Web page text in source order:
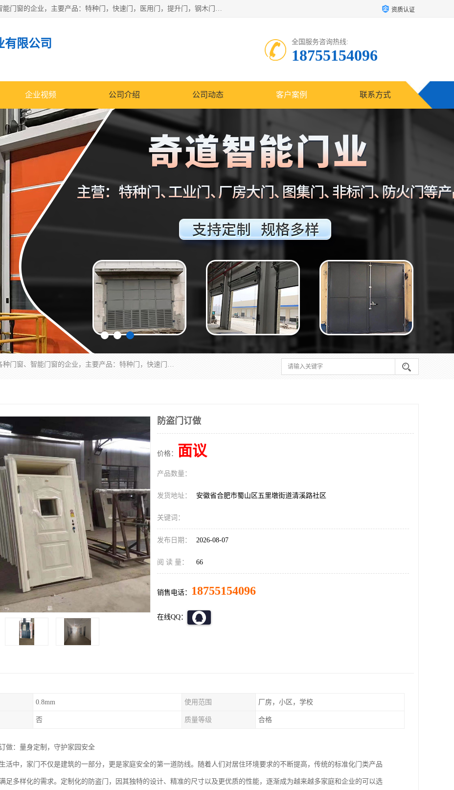
安徽奇道智能门业有限公司是一家专业生产各种门窗、智能门窗的企业，主要产品：特种门，快速门，医用门，提升门，钢木门，智能道闸，钢大门，平移门，卷帘门，保温门，钢制自由门，防火门等，欢迎前来咨询采购。 资质认证
有限公司 全国服务咨询热线:
18755154096
企业视频 公司介绍 公司动态 客户案例 联系方式
安徽奇道智能门业有限公司是一家专业生产各种门窗、智能门窗的企业，主要产品：特种门，快速门，医用门，提升门，钢木门，智能道闸，钢大门，平移门，卷帘门，保温门，钢制自由门，防火门等，欢迎前来咨询采购。
防盗门订做
价格： 面议
产品数量：
发货地址： 安徽省合肥市蜀山区五里墩街道清溪路社区
关键词：
发布日期： 2026-08-07
阅 读 量： 66
销售电话： 18755154096
在线QQ：
0.8mm 使用范围 厂房，小区，学校
否 质量等级 合格
做：量身定制，守护家园安全
活中，家门不仅是建筑的一部分，更是家庭安全的第一道防线。随着人们对居住环境要求的不断提高，传统的标准化门类产品
足多样化的需求。定制化的防盗门，因其独特的设计、精准的尺寸以及更优质的性能，逐渐成为越来越多家庭和企业的可以选